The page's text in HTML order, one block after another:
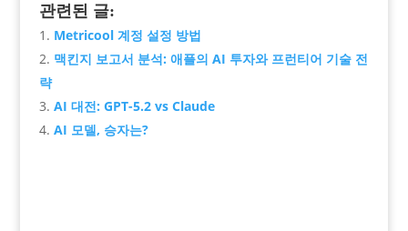
관련된 글:
Metricool 계정 설정 방법
맥킨지 보고서 분석: 애플의 AI 투자와 프런티어 기술 전
략
AI 대전: GPT-5.2 vs Claude
AI 모델, 승자는?